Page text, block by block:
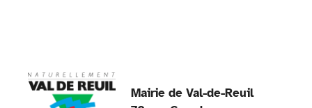
Mairie de Val-de-Reuil